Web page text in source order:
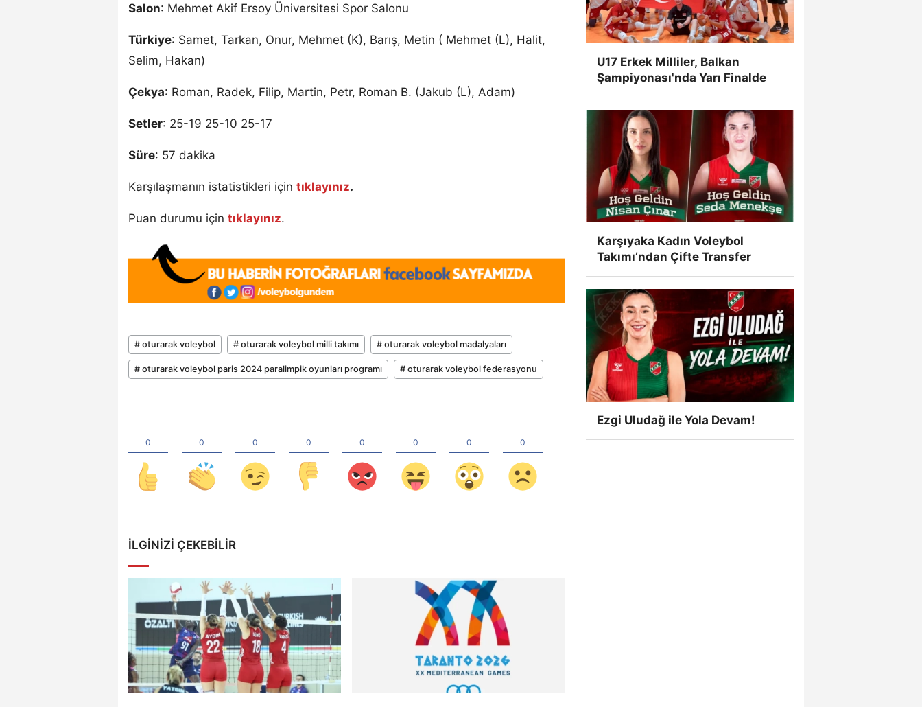
Salon: Mehmet Akif Ersoy Üniversitesi Spor Salonu
Türkiye: Samet, Tarkan, Onur, Mehmet (K), Barış, Metin ( Mehmet (L), Halit,
Selim, Hakan)
Çekya: Roman, Radek, Filip, Martin, Petr, Roman B. (Jakub (L), Adam)
Setler: 25-19 25-10 25-17
Süre: 57 dakika
Karşılaşmanın istatistikleri için tıklayınız.
Puan durumu için tıklayınız.
# oturarak voleybol # oturarak voleybol milli takımı # oturarak voleybol madalyaları
# oturarak voleybol paris 2024 paralimpik oyunları programı # oturarak voleybol federasyonu
İLGINIZI ÇEKEBILIR
U17 Erkek Milliler, Balkan
Şampiyonası'nda Yarı Finalde
Karşıyaka Kadın Voleybol
Takımı’ndan Çifte Transfer
Ezgi Uludağ ile Yola Devam!